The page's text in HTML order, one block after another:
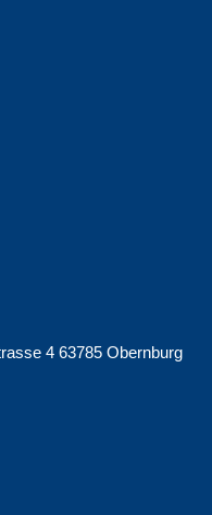
4 63785 Obernburg